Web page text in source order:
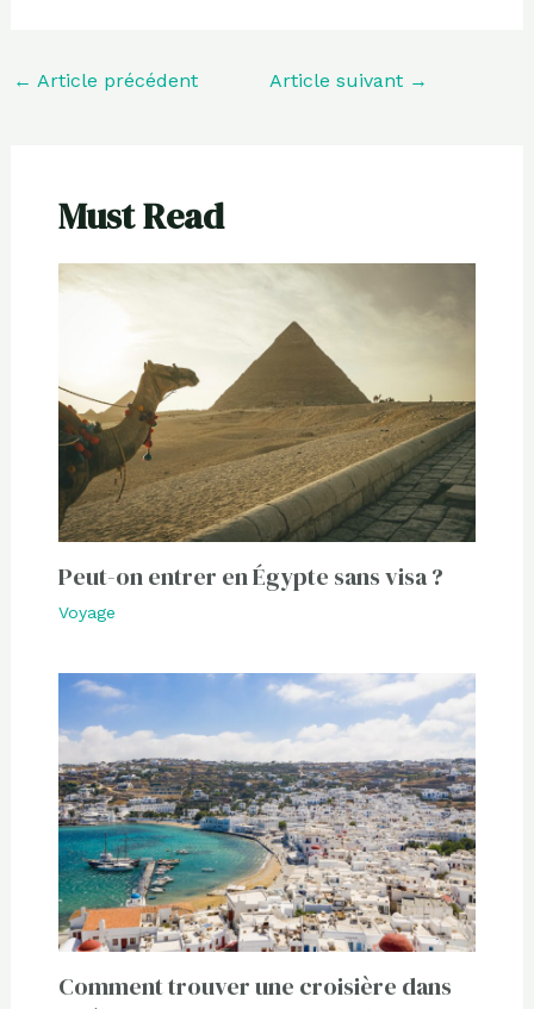
← Article précédent Article suivant →
Must Read
Peut-on entrer en Égypte sans visa ?
Voyage
Comment trouver une croisière dans